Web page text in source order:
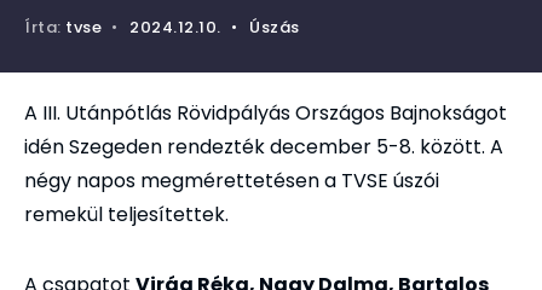
Írta: tvse • 2024.12.10. • Úszás
A III. Utánpótlás Rövidpályás Országos Bajnokságot
idén Szegeden rendezték december 5-8. között. A
négy napos megmérettetésen a TVSE úszói
remekül teljesítettek.